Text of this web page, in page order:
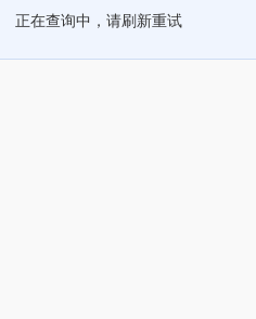
正在查询中，请刷新重试